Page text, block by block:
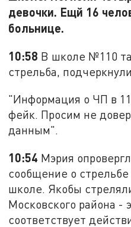
девочки. Ещй 16
больнице.
10:58 В школе №110
стрельба,
"Информация о ЧП в
фейк. Просим не
данным".
10:54 Мэрия
сообщение о стрельбе
школе. Якобы
Московского района -
соответствует